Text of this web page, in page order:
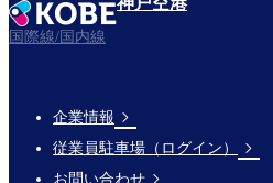
国際線/国内線
Footer
Links
企業情報
従業員駐車場（ログイン）
お問い合わせ